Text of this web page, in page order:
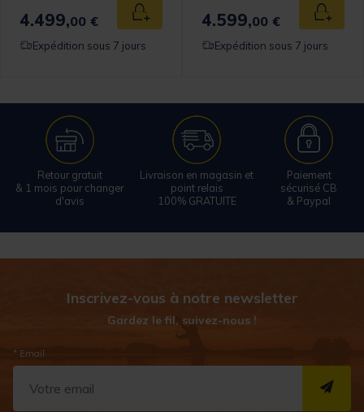
panier
4.499,00 € Ajouter au panier
Expédition sous 7 jours
4.599,00 €
Expédition sous 7 jours
Retour gratuit
& 1 mois pour changer
d'avis
Livraison en magasin et
point relais
100% GRATUITE
Paiement
sécurisé CB
& Paypal
Inscrivez-vous à notre newsletter
Gardez le fil, suivez-nous !
* Email